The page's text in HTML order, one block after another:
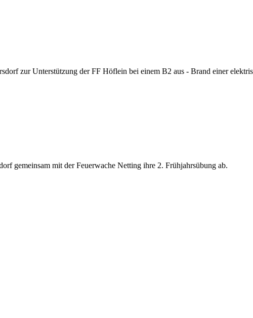
zur Unterstützung der FF Höflein bei einem B2 aus - Brand einer
gemeinsam mit der Feuerwache Netting ihre 2. Frühjahrsübung ab.